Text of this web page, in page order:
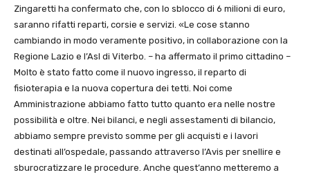
Zingaretti ha confermato che, con lo sblocco di 6 milioni di euro,
saranno rifatti reparti, corsie e servizi. «Le cose stanno
cambiando in modo veramente positivo, in collaborazione con la
Regione Lazio e l’Asl di Viterbo. – ha affermato il primo cittadino –
Molto è stato fatto come il nuovo ingresso, il reparto di
fisioterapia e la nuova copertura dei tetti. Noi come
Amministrazione abbiamo fatto tutto quanto era nelle nostre
possibilità e oltre. Nei bilanci, e negli assestamenti di bilancio,
abbiamo sempre previsto somme per gli acquisti e i lavori
destinati all’ospedale, passando attraverso l’Avis per snellire e
sburocratizzare le procedure. Anche quest’anno metteremo a